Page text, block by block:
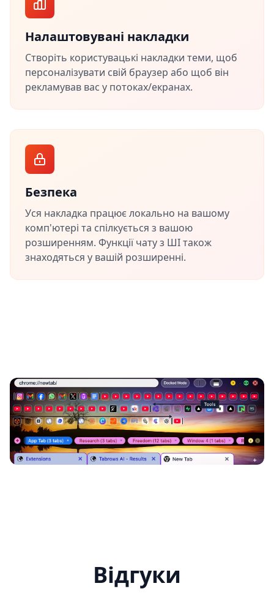
Налаштовувані накладки
Створіть користувацькі накладки теми, щоб
персоналізувати свій браузер або щоб він
рекламував вас у потоках/екранах.
Безпека
Уся накладка працює локально на вашому
комп'ютері та спілкується з вашою
розширенням. Функції чату з ШІ також
знаходяться у вашій розширенні.
Відгуки